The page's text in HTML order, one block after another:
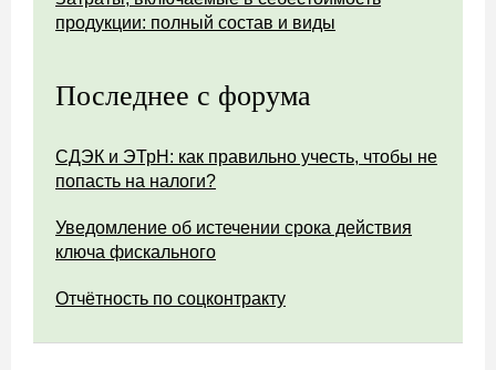
продукции: полный состав и виды
Последнее с форума
СДЭК и ЭТрН: как правильно учесть, чтобы не
попасть на налоги?
Уведомление об истечении срока действия
ключа фискального
Отчётность по соцконтракту